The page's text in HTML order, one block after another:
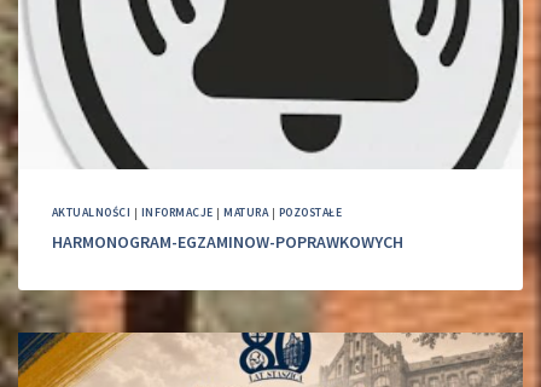
AKTUALNOŚCI | INFORMACJE |MATURA| POZOSTAŁE
HARMONOGRAM-EGZAMINOW-POPRAWKOWYCH